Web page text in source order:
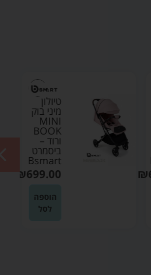
₪
טיולון
מיני בוק
MINI
BOOK
ורוד –
ביסמרט
Bsmart
₪699.00
הוספה
לסל